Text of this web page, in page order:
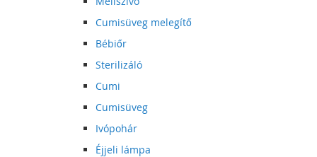
Cumisüveg melegítő
Bébiőr
Sterilizáló
Cumi
Cumisüveg
Ivópohár
Éjjeli lámpa